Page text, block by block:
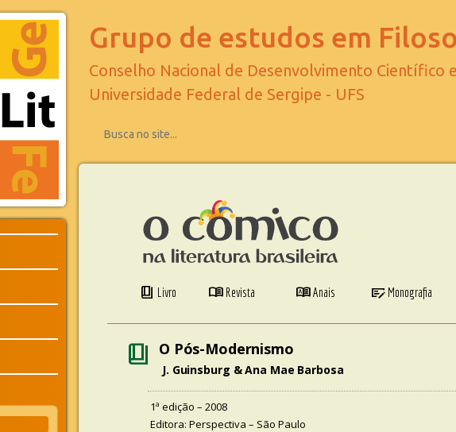
Grupo de estudos em
Conselho Nacional de Desenvolvimento Científico
Universidade Federal de Sergipe - UFS
book_4 Livro menu_book Revista dictionaryAnais checkbook Monografia
book_4 O Pós-Modernismo
J. Guinsburg & Ana Mae Barbosa
1ª edição – 2008
Editora: Perspectiva – São Paulo